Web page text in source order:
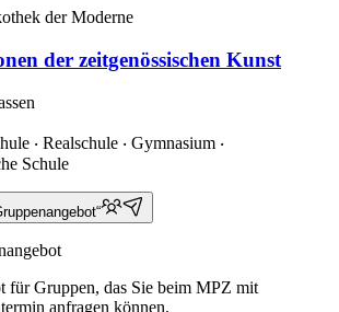
der Moderne
der zeitgenössischen Kunst
‧ Realschule ‧ Gymnasium ‧
Schule
für Gruppen, das Sie beim MPZ mit
anfragen können.